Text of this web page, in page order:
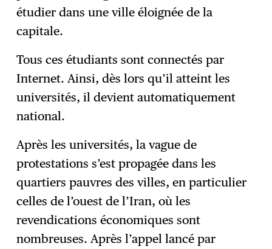
étudier dans une ville éloignée de la
capitale.
Tous ces étudiants sont connectés par
Internet. Ainsi, dès lors qu’il atteint les
universités, il devient automatiquement
national.
Après les universités, la vague de
protestations s’est propagée dans les
quartiers pauvres des villes, en particulier
celles de l’ouest de l’Iran, où les
revendications économiques sont
nombreuses. Après l’appel lancé par